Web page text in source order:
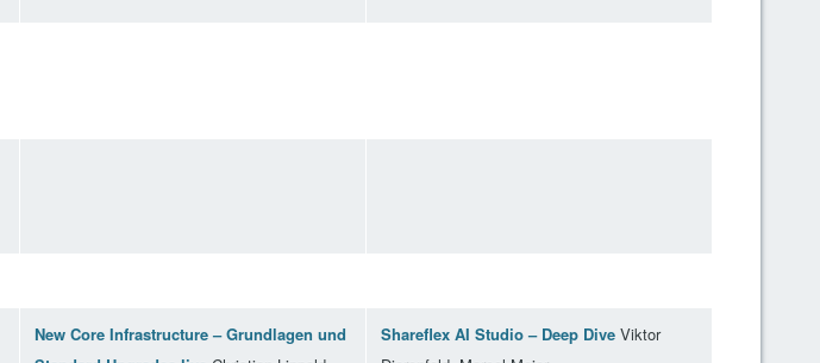
New Core Infrastructure – Grundlagen und
Shareflex AI Studio – Deep Dive Viktor